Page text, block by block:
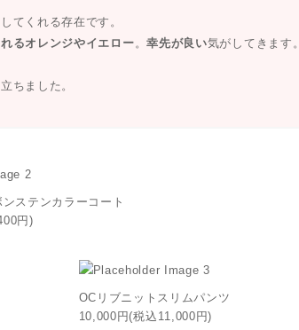
てくれる存在です。
るオレンジやイエロー。幸先が良い気がしてきます。
ちました。
ステンカラーコート
円)
OCリブニットスリムパンツ
10,000円(税込11,000円)